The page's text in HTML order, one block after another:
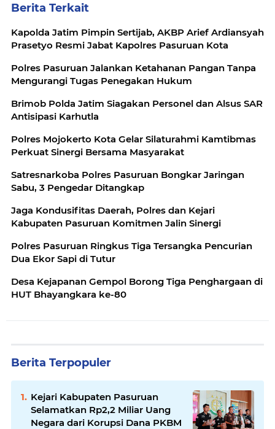
Berita Terkait
Kapolda Jatim Pimpin Sertijab, AKBP Arief Ardiansyah
Prasetyo Resmi Jabat Kapolres Pasuruan Kota
Polres Pasuruan Jalankan Ketahanan Pangan Tanpa
Mengurangi Tugas Penegakan Hukum
Brimob Polda Jatim Siagakan Personel dan Alsus SAR
Antisipasi Karhutla
Polres Mojokerto Kota Gelar Silaturahmi Kamtibmas
Perkuat Sinergi Bersama Masyarakat
Satresnarkoba Polres Pasuruan Bongkar Jaringan
Sabu, 3 Pengedar Ditangkap
Jaga Kondusifitas Daerah, Polres dan Kejari
Kabupaten Pasuruan Komitmen Jalin Sinergi
Polres Pasuruan Ringkus Tiga Tersangka Pencurian
Dua Ekor Sapi di Tutur
Desa Kejapanan Gempol Borong Tiga Penghargaan di
HUT Bhayangkara ke-80
Berita Terpopuler
Kejari Kabupaten Pasuruan
Selamatkan Rp2,2 Miliar Uang
Negara dari Korupsi Dana PKBM